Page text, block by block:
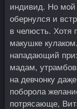
индивид. Но мой
обернулся и
в челюсть. Хотя
макушке
нападающий
мадам,
на девчонку
поборола
потрясающе,